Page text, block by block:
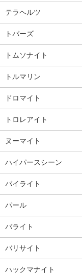
テラヘルツ
トパーズ
トムソナイト
トルマリン
ドロマイト
トロレアイト
ヌーマイト
ハイパースシーン
パイライト
パール
バライト
バリサイト
ハックマナイト